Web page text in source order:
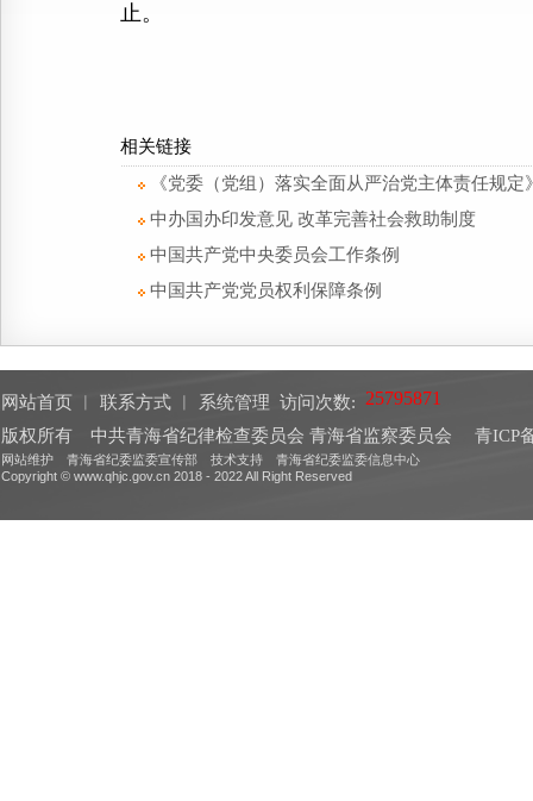
止。
相关链接
《党委（党组）落实全面从严治党主体责任规定
中办国办印发意见 改革完善社会救助制度
中国共产党中央委员会工作条例
中国共产党党员权利保障条例
网站首页 联系方式 系统管理 访问次数:
版权所有 中共青海省纪律检查委员会 青海省监察委员会
青ICP
网站维护 青海省纪委监委宣传部 技术支持 青海省纪委监委信息中心
Copyright © www.qhjc.gov.cn 2018 - 2022 All Right Reserved